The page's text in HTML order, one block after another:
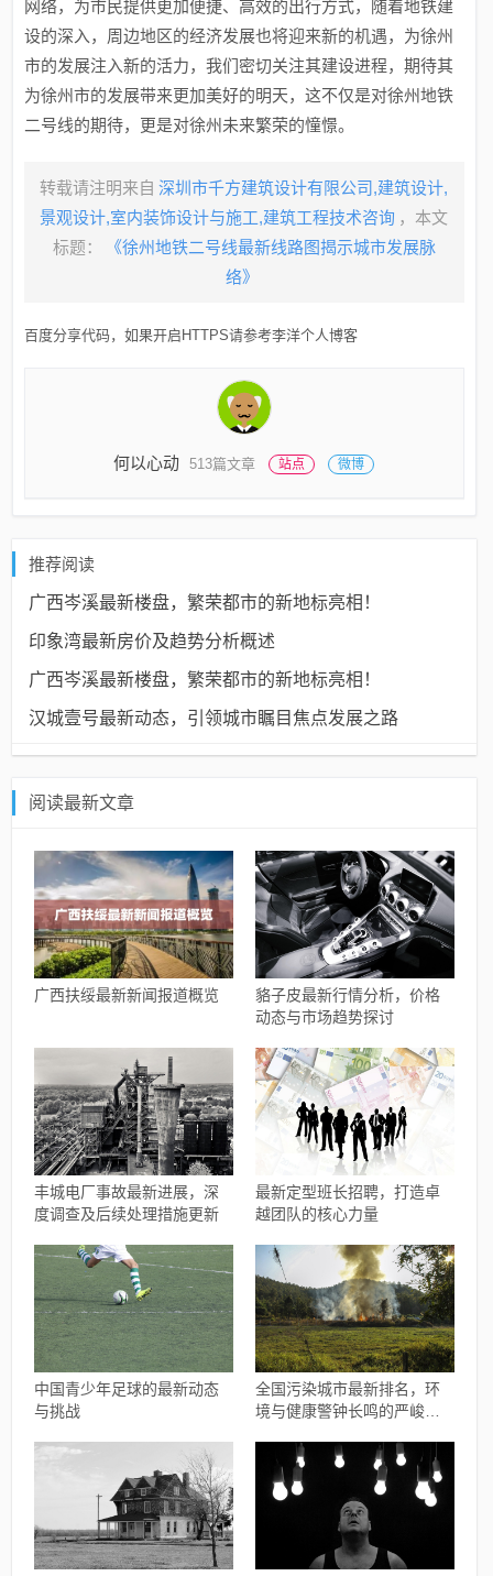
网络，为市民提供更加便捷、高效的出行方式，随着地铁建
设的深入，周边地区的经济发展也将迎来新的机遇，为徐州
市的发展注入新的活力，我们密切关注其建设进程，期待其
为徐州市的发展带来更加美好的明天，这不仅是对徐州地铁
二号线的期待，更是对徐州未来繁荣的憧憬。
转载请注明来自 深圳市千方建筑设计有限公司,建筑设计,
景观设计,室内装饰设计与施工,建筑工程技术咨询 ，本文
标题：
《徐州地铁二号线最新线路图揭示城市发展脉
络》
百度分享代码，如果开启HTTPS请参考李洋个人博客
何以心动 513篇文章 站点 微博
推荐阅读
广西岑溪最新楼盘，繁荣都市的新地标亮相！
印象湾最新房价及趋势分析概述
广西岑溪最新楼盘，繁荣都市的新地标亮相！
汉城壹号最新动态，引领城市瞩目焦点发展之路
阅读最新文章
广西扶绥最新新闻报道概览
貉子皮最新行情分析，价格
动态与市场趋势探讨
丰城电厂事故最新进展，深
度调查及后续处理措施更新
最新定型班长招聘，打造卓
越团队的核心力量
中国青少年足球的最新动态
与挑战
全国污染城市最新排名，环
境与健康警钟长鸣的严峻现